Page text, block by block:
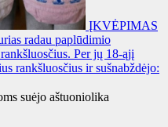
ĮKVĖPIMAS
radau paplūdimio
Per jų 18-ąjį
rankšluosčius ir sušnabždėjo:
suėjo aštuoniolika